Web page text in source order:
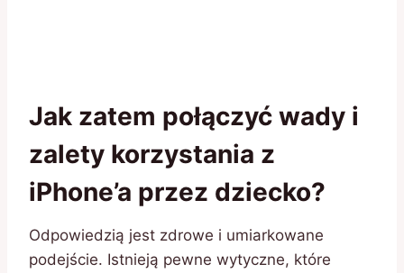
Jak zatem połączyć wady i
zalety korzystania z
iPhone’a przez dziecko?
Odpowiedzią jest zdrowe i umiarkowane
podejście. Istnieją pewne wytyczne, które